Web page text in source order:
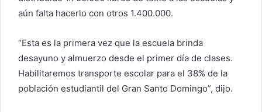
aún falta hacerlo con otros 1.400.000.
“Esta es la primera vez que la escuela brinda
desayuno y almuerzo desde el primer día de clases.
Habilitaremos transporte escolar para el 38% de la
población estudiantil del Gran Santo Domingo”, dijo.